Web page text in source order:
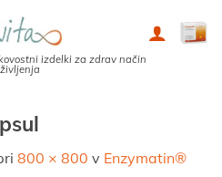
izdelki za zdrav način
življenja
800 × 800 v Enzymatin®